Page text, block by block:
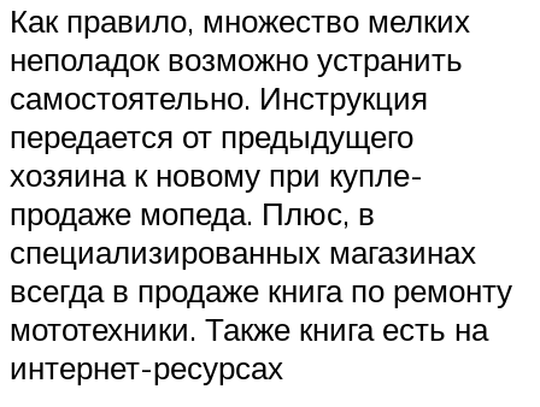
Как правило, множество мелких
неполадок возможно устранить
самостоятельно. Инструкция
передается от предыдущего
хозяина к новому при купле-
продаже мопеда. Плюс, в
специализированных магазинах
всегда в продаже книга по ремонту
мототехники. Также книга есть на
интернет-ресурсах